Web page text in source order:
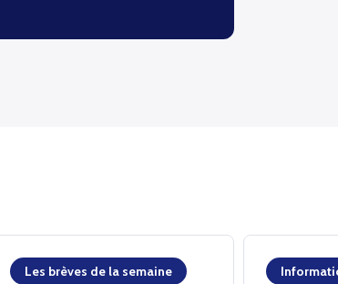
Les brèves de la semaine